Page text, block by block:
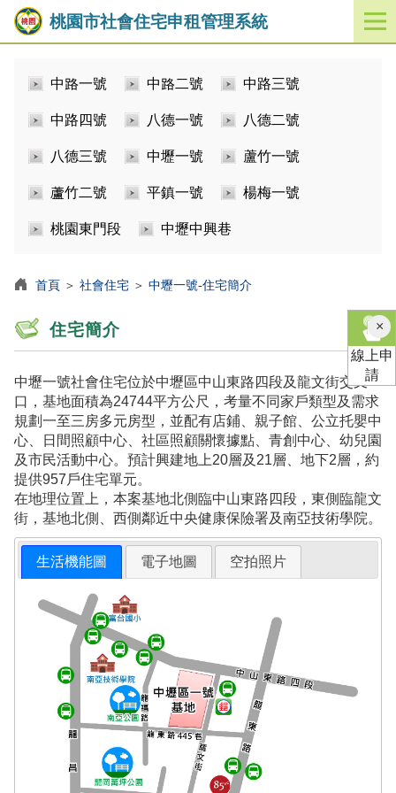
桃園市社會住宅申租管理系統
開
啟
中路一號 中路二號 中路三號
中路四號 八德一號 八德二號
八德三號 中壢一號 蘆竹一號
蘆竹二號 平鎮一號 楊梅一號
桃園東門段 中壢中興巷
首頁 ＞ 社會住宅 ＞ 中壢一號-住宅簡介
住宅簡介
中壢一號社會住宅位於中壢區中山東路四段及龍文街交叉
口，基地面積為24744平方公尺，考量不同家戶類型及需求
規劃一至三房多元房型，並配有店鋪、親子館、公立托嬰中
心、日間照顧中心、社區照顧關懷據點、青創中心、幼兒園
及市民活動中心。預計興建地上20層及21層、地下2層，約
提供957戶住宅單元。
在地理位置上，本案基地北側臨中山東路四段，東側臨龍文
街，基地北側、西側鄰近中央健康保險署及南亞技術學院。
生活機能圖 電子地圖 空拍照片
×關
閉
線上申
請